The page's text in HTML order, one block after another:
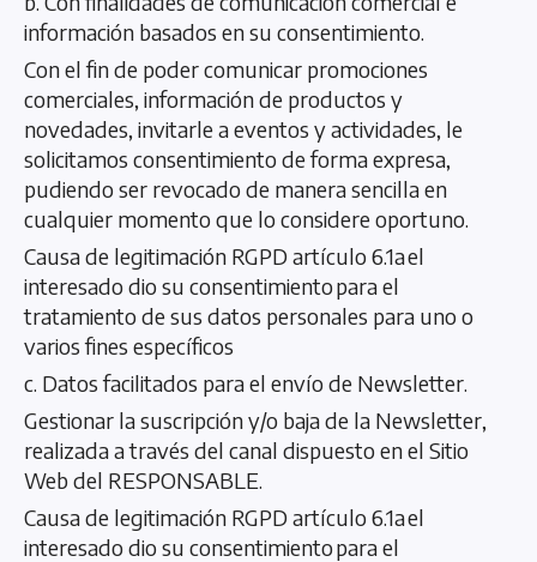
información basados en su consentimiento.
Con el fin de poder comunicar promociones
comerciales, información de productos y
novedades, invitarle a eventos y actividades, le
solicitamos consentimiento de forma expresa,
pudiendo ser revocado de manera sencilla en
cualquier momento que lo considere oportuno.
Causa de legitimación RGPD artículo 6.1a el
interesado dio su consentimiento para el
tratamiento de sus datos personales para uno o
varios fines específicos
c. Datos facilitados para el envío de Newsletter.
Gestionar la suscripción y/o baja de la Newsletter,
realizada a través del canal dispuesto en el Sitio
Web del RESPONSABLE.
Causa de legitimación RGPD artículo 6.1a el
interesado dio su consentimiento para el